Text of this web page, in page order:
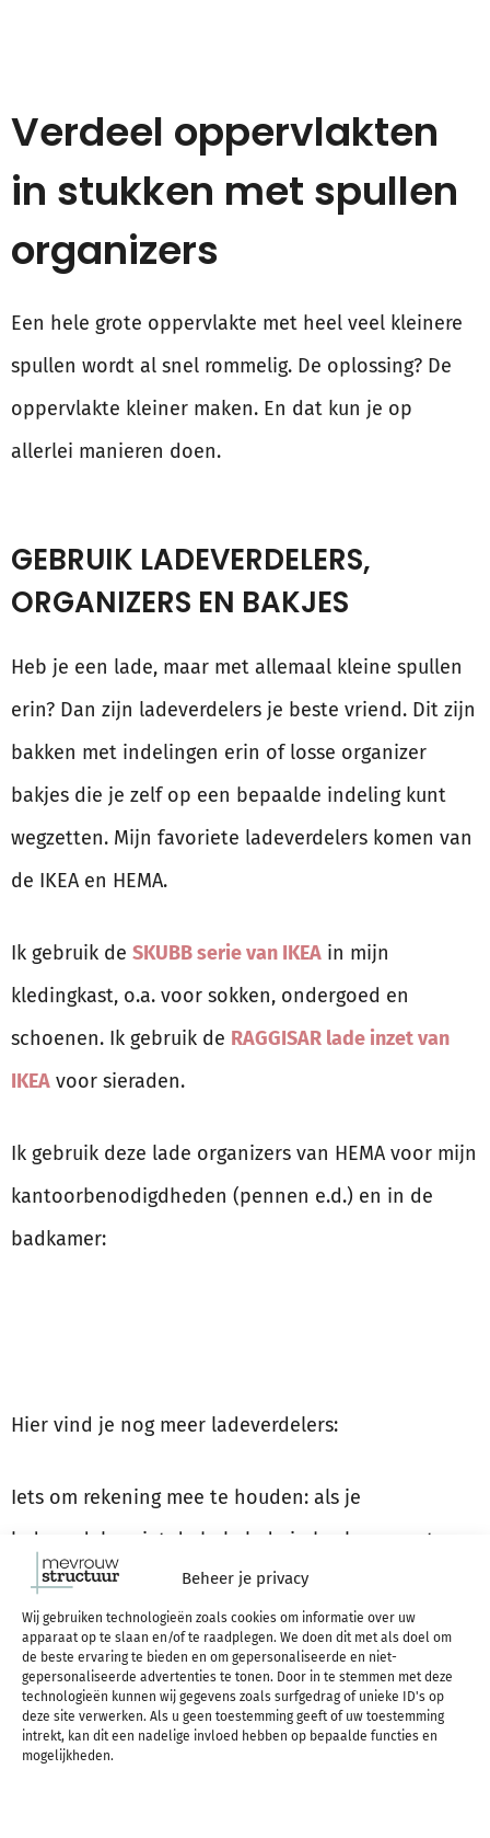
Beheer je privacy
Wij gebruiken technologieën zoals cookies om informatie over uw
apparaat op te slaan en/of te raadplegen. We doen dit met als doel om
de beste ervaring te bieden en om gepersonaliseerde en niet-
gepersonaliseerde advertenties te tonen. Door in te stemmen met deze
technologieën kunnen wij gegevens zoals surfgedrag of unieke ID's op
deze site verwerken. Als u geen toestemming geeft of uw toestemming
intrekt, kan dit een nadelige invloed hebben op bepaalde functies en
mogelijkheden.
Verdeel oppervlakten
in stukken met spullen
organizers
Een hele grote oppervlakte met heel veel kleinere
spullen wordt al snel rommelig. De oplossing? De
oppervlakte kleiner maken. En dat kun je op
allerlei manieren doen.
GEBRUIK LADEVERDELERS,
ORGANIZERS EN BAKJES
Heb je een lade, maar met allemaal kleine spullen
erin? Dan zijn ladeverdelers je beste vriend. Dit zijn
bakken met indelingen erin of losse organizer
bakjes die je zelf op een bepaalde indeling kunt
wegzetten. Mijn favoriete ladeverdelers komen van
de IKEA en HEMA.
Ik gebruik de SKUBB serie van IKEA in mijn
kledingkast, o.a. voor sokken, ondergoed en
schoenen. Ik gebruik de RAGGISAR lade inzet van
IKEA voor sieraden.
Ik gebruik deze lade organizers van HEMA voor mijn
kantoorbenodigdheden (pennen e.d.) en in de
badkamer:
Hier vind je nog meer ladeverdelers:
Iets om rekening mee te houden: als je
ladeverdeler niet de hele lade in beslag neemt en
je doet er geen hele zware spullen in, dan kan deze
gaan schuiven. Vind je dit vervelend? Overweeg om
te kiezen voor een ladeverdeler met anti-slip
onderkant of leg een anti-slip mat onder de
ladeverdelers.